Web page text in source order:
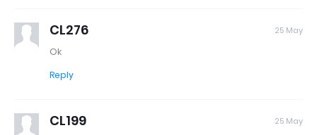
CL276 25 May
Ok
Reply
CL199 25 May